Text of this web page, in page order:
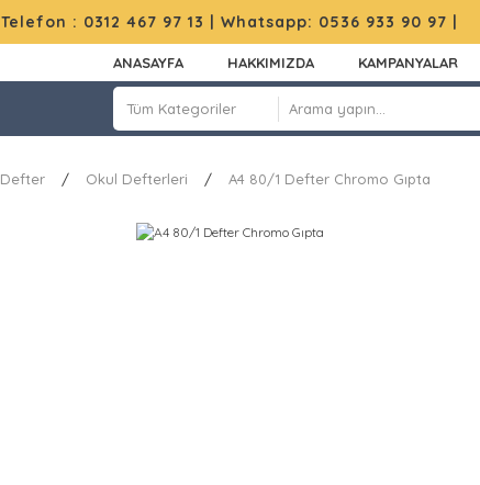
Telefon : 0312 467 97 13 | Whatsapp: 0536 933 90 97 |
ANASAYFA HAKKIMIZDA KAMPANYALAR
Defter Okul Defterleri A4 80/1 Defter Chromo Gıpta